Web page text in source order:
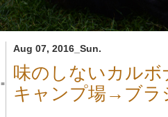
Aug 07, 2016_Sun.
■
味のしないカル
キャンプ場→ブラ